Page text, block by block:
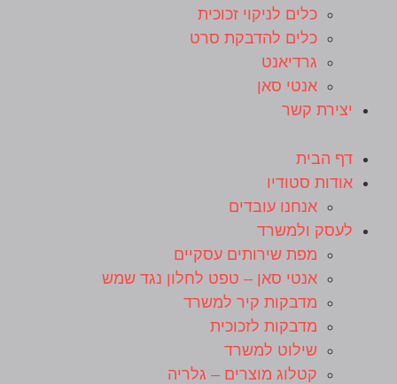
כלים לניקוי זכוכית
כלים להדבקת סרט
גרדיאנט
אנטי סאן
יצירת קשר
דף הבית
אודות סטודיו
אנחנו עובדים
לעסק ולמשרד
מפת שירותים עסקיים
אנטי סאן – טפט לחלון נגד שמש
מדבקות קיר למשרד
מדבקות לזכוכית
שילוט למשרד
קטלוג מוצרים – גלריה